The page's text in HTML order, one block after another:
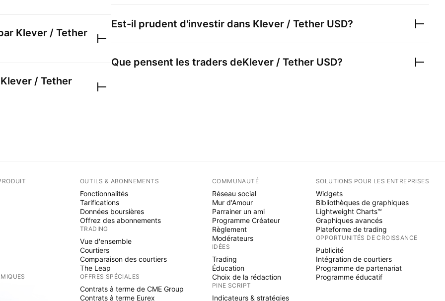
Klever / Tether
Klever / Tether
Est-il prudent d'investir dans Klever / Tether USD?
Que pensent les traders deKlever / Tether USD?
OUTILS & ABONNEMENTS
Fonctionnalités
Tarifications
Données boursières
Offrez des abonnements
TRADING
Vue d'ensemble
Courtiers
Comparaison des courtiers
The Leap
OFFRES SPÉCIALES
Contrats à terme de CME Group
Contrats à terme Eurex
COMMUNAUTÉ
Réseau social
Mur d'Amour
Parrainer un ami
Programme Créateur
Règlement
Modérateurs
IDÉES
Trading
Éducation
Choix de la rédaction
PINE SCRIPT
Indicateurs & stratégies
SOLUTIONS POUR LES ENTREPRISES
Widgets
Bibliothèques de graphiques
Lightweight Charts™
Graphiques avancés
Plateforme de trading
OPPORTUNITÉS DE CROISSANCE
Publicité
Intégration de courtiers
Programme de partenariat
Programme éducatif